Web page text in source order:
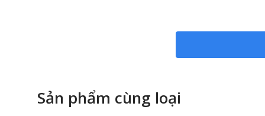
Khi ăn, bạn sẽ cảm nhận được sự hòa quyện
trải nghiệm vị giác rất Nhật Bản.
Sản phẩm cùng loại